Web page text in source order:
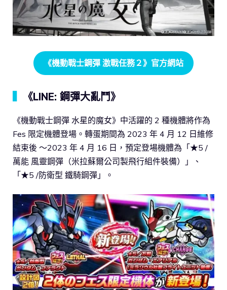
《機動戰士鋼彈 激戰任務２》官方網站
《LINE: 鋼彈大亂鬥》
《機動戰士鋼彈 水星的魔女》中活躍的 2 種機體將作為
Fes 限定機體登場。轉蛋期間為 2023 年 4 月 12 日維修
結束後 ～2023 年 4 月 16 日，預定登場機體為「★5 /
萬能 風靈鋼彈（米拉蘇爾公司製飛行組件裝備）」、
「★5 /防衛型 鐵騎鋼彈」。